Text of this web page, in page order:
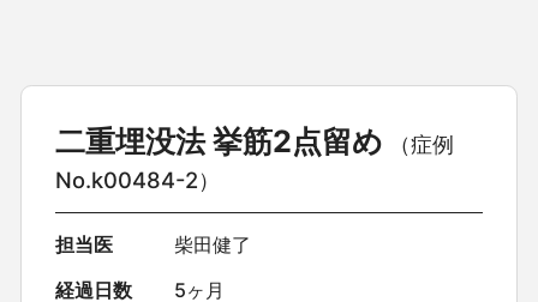
二重埋没法 挙筋2点留め
（症例
No.k00484-2）
担当医
柴田健了
経過日数
5ヶ月